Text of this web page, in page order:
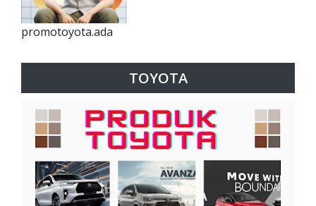
promotoyota.ada
TOYOTA